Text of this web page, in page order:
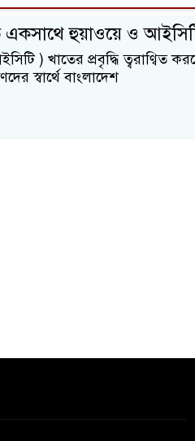
একসাথে হুয়াওয়ে ও
) খাতের প্রবৃদ্ধি ত্বরাণ্বিত
স্বার্থে বাংলাদেশ